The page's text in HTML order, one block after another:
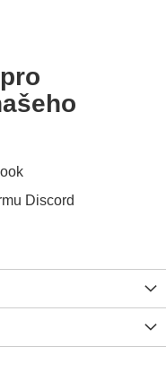
Discord